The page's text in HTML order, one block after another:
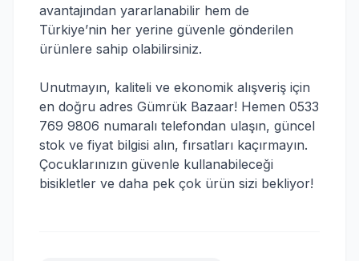
avantajından yararlanabilir hem de
Türkiye’nin her yerine güvenle gönderilen
ürünlere sahip olabilirsiniz.
Unutmayın, kaliteli ve ekonomik alışveriş için
en doğru adres Gümrük Bazaar! Hemen 0533
769 9806 numaralı telefondan ulaşın, güncel
stok ve fiyat bilgisi alın, fırsatları kaçırmayın.
Çocuklarınızın güvenle kullanabileceği
bisikletler ve daha pek çok ürün sizi bekliyor!